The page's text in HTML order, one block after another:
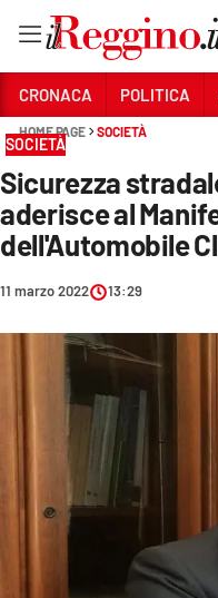
Sezioni
CRONACA
POLITICA
SANITÀ
AMBIENTE
SOCIETÀ
CULTURA
ECONOMIA E LAVORO
EVENTI
CRONACA POLITICA
HOME PAGE SOCIETÀ
SOCIETÀ
Sicurezza
aderisce al
dell'Automobile
11 marzo 2022 13:29